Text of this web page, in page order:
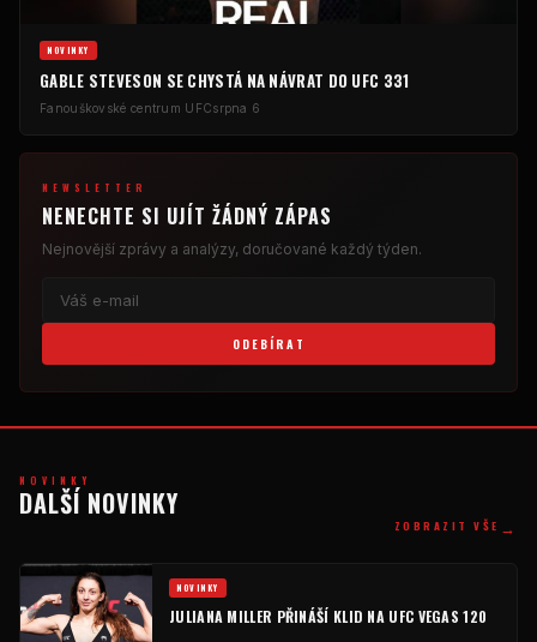
NOVINKY
GABLE STEVESON SE CHYSTÁ NA NÁVRAT DO UFC 331
Fanouškovské centrum UFCsrpna 6
NEWSLETTER
NENECHTE SI UJÍT ŽÁDNÝ ZÁPAS
Nejnovější zprávy a analýzy, doručované každý týden.
ODEBÍRAT
NOVINKY
DALŠÍ NOVINKY
ZOBRAZIT VŠE →
NOVINKY
JULIANA MILLER PŘINÁŠÍ KLID NA UFC VEGAS 120